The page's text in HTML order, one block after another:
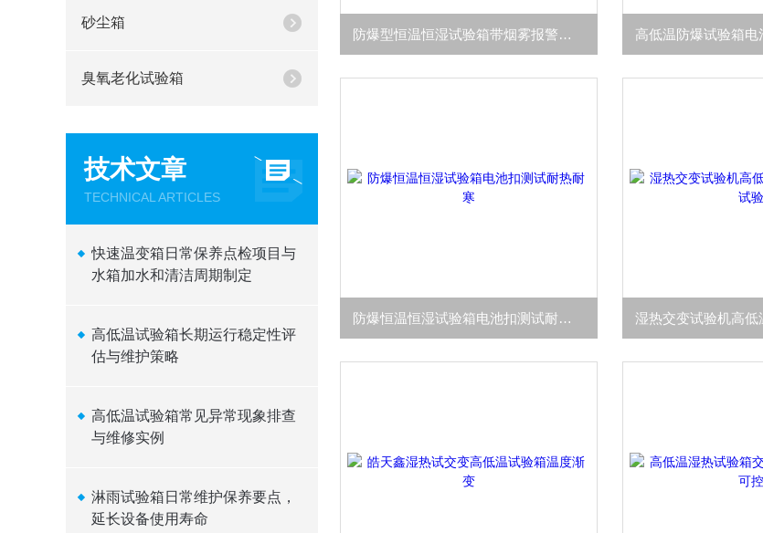
砂尘箱
臭氧老化试验箱
技术文章
TECHNICAL ARTICLES
快速温变箱日常保养点检项目与
水箱加水和清洁周期制定
高低温试验箱长期运行稳定性评
估与维护策略
高低温试验箱常见异常现象排查
与维修实例
淋雨试验箱日常维护保养要点，
延长设备使用寿命
防爆型恒温恒湿试验箱带烟雾报警器系统喷淋
防爆恒温恒湿试验箱电池扣测试耐热耐寒